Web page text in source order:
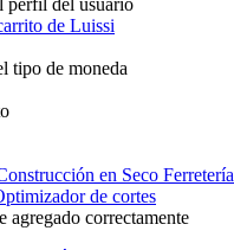
en Seco Ferretería
de cortes
agregado correctamente